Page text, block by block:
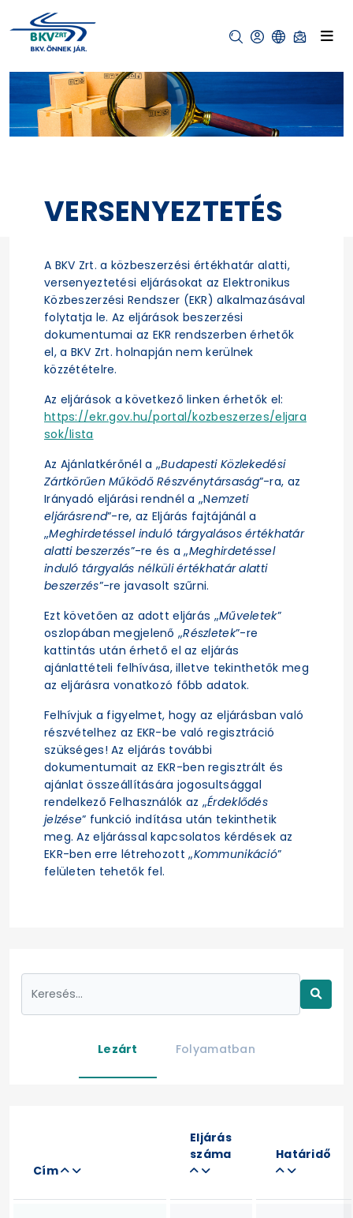
VERSENYEZTETÉS
A BKV Zrt. a közbeszerzési értékhatár alatti,
versenyeztetési eljárásokat az Elektronikus
Közbeszerzési Rendszer (EKR) alkalmazásával
folytatja le. Az eljárások beszerzési
dokumentumai az EKR rendszerben érhetők
el, a BKV Zrt. holnapján nem kerülnek
közzétételre.
Az eljárások a következő linken érhetők el:
https://ekr.gov.hu/portal/kozbeszerzes/eljara
sok/lista
Az Ajánlatkérőnél a „Budapesti Közlekedési
Zártkörűen Működő Részvénytársaság”-ra, az
Irányadó eljárási rendnél a „Nemzeti
eljárásrend”-re, az Eljárás fajtájánál a
„Meghirdetéssel induló tárgyalásos értékhatár
alatti beszerzés”-re és a „Meghirdetéssel
induló tárgyalás nélküli értékhatár alatti
beszerzés”-re javasolt szűrni.
Ezt követően az adott eljárás „Műveletek”
oszlopában megjelenő „Részletek”-re
kattintás után érhető el az eljárás
ajánlattételi felhívása, illetve tekinthetők meg
az eljárásra vonatkozó főbb adatok.
Felhívjuk a figyelmet, hogy az eljárásban való
részvételhez az EKR-be való regisztráció
szükséges! Az eljárás további
dokumentumait az EKR-ben regisztrált és
ajánlat összeállítására jogosultsággal
rendelkező Felhasználók az „Érdeklődés
jelzése” funkció indítása után tekinthetik
meg. Az eljárással kapcsolatos kérdések az
EKR-ben erre létrehozott „Kommunikáció”
felületen tehetők fel.
Lezárt Folyamatban
Cím
Eljárás
száma
Határidő